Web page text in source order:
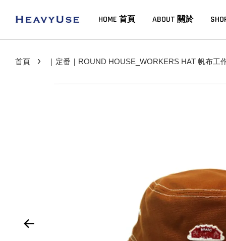
HOME 首頁 ABOUT 關於
首頁 › ｜定番｜ROUND HOUSE_WORKERS HAT 帆布工